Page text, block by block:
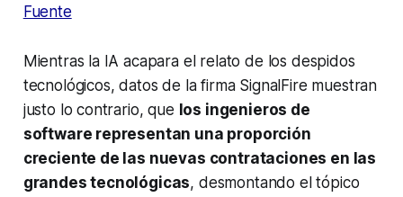
Fuente
Mientras la IA acapara el relato de los despidos
tecnológicos, datos de la firma SignalFire muestran
justo lo contrario, que los ingenieros de
software representan una proporción
creciente de las nuevas contrataciones en las
grandes tecnológicas, desmontando el tópico